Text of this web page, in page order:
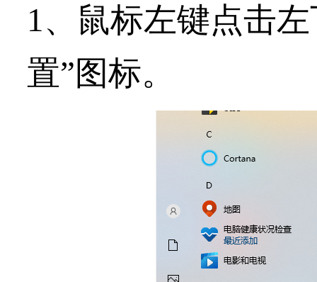
1、鼠标左键点击左
置”图标。